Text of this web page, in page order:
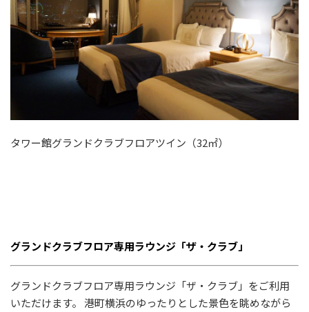
タワー館グランドクラブフロアツイン（32㎡）
グランドクラブフロア専用ラウンジ「ザ・クラブ」
グランドクラブフロア専用ラウンジ「ザ・クラブ」をご利用
いただけます。 港町横浜のゆったりとした景色を眺めながら